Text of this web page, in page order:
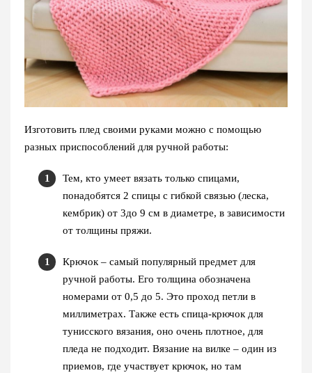
Изготовить плед своими руками можно с помощью
разных приспособлений для ручной работы:
Тем, кто умеет вязать только спицами,
понадобятся 2 спицы с гибкой связью (леска,
кембрик) от 3до 9 см в диаметре, в зависимости
от толщины пряжи.
Крючок – самый популярный предмет для
ручной работы. Его толщина обозначена
номерами от 0,5 до 5. Это проход петли в
миллиметрах. Также есть спица-крючок для
тунисского вязания, оно очень плотное, для
пледа не подходит. Вязание на вилке – один из
приемов, где участвует крючок, но там